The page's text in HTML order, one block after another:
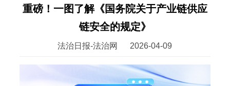
重磅！一图了解《国务院关于产业链供应
链安全的规定》
法治日报-法治网 2026-04-09